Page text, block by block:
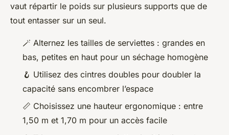
vaut répartir le poids sur plusieurs supports que de
tout entasser sur un seul.
🪄 Alternez les tailles de serviettes : grandes en
bas, petites en haut pour un séchage homogène
🪝 Utilisez des cintres doubles pour doubler la
capacité sans encombrer l’espace
📏 Choisissez une hauteur ergonomique : entre
1,50 m et 1,70 m pour un accès facile